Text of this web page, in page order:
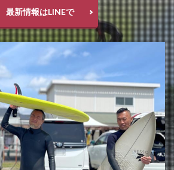
最新情報はLINEで